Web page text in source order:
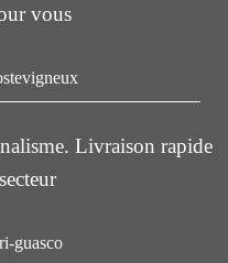
vous
Livraison rapide
guasco